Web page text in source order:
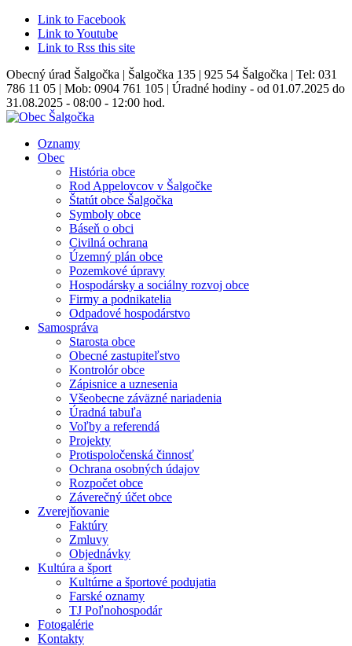
Link to Facebook
Link to Youtube
Link to Rss this site
Obecný úrad Šalgočka | Šalgočka 135 | 925 54 Šalgočka | Tel: 031
786 11 05 | Mob: 0904 761 105 | Úradné hodiny - od 01.07.2025 do
31.08.2025 - 08:00 - 12:00 hod.
Oznamy
Obec
História obce
Rod Appelovcov v Šalgočke
Štatút obce Šalgočka
Symboly obce
Báseň o obci
Civilná ochrana
Územný plán obce
Pozemkové úpravy
Hospodársky a sociálny rozvoj obce
Firmy a podnikatelia
Odpadové hospodárstvo
Samospráva
Starosta obce
Obecné zastupiteľstvo
Kontrolór obce
Zápisnice a uznesenia
Všeobecne záväzné nariadenia
Úradná tabuľa
Voľby a referendá
Projekty
Protispoločenská činnosť
Ochrana osobných údajov
Rozpočet obce
Záverečný účet obce
Zverejňovanie
Faktúry
Zmluvy
Objednávky
Kultúra a šport
Kultúrne a športové podujatia
Farské oznamy
TJ Poľnohospodár
Fotogalérie
Kontakty